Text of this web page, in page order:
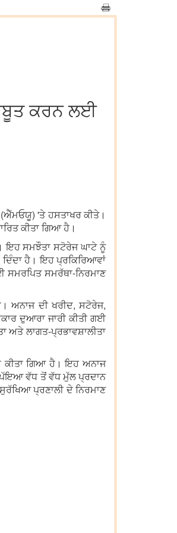
​​ਕਰਨ ਲਈ
'ਤੇ ਹਸਤਾਖਰ ਕੀਤੇ।
ਕੀਤਾ ਗਿਆ ਹੈ।
ਇਹ ਸਮਝੌਤਾ ਸਟੋਰੇਜ ਘਾਟੇ ਨੂੰ
ਹੈ। ਇਹ ਪ੍ਰਕਿਰਿਆਵਾਂ
ਸਮਰੱਥਾ-ਨਿਰਮਾਣ
ਅਨਾਜ ਦੀ ਖਰੀਦ, ਸਟੋਰੇਜ,
ਦੁਆਰਾ ਜਾਰੀ ਕੀਤੀ ਗਈ
ਅਤੇ ਲਾਗਤ-ਪ੍ਰਭਾਵਸ਼ਾਲੀਤਾ
ਕੀਤਾ ਗਿਆ ਹੈ। ਇਹ ਅਨਾਜ
ਵੱਧ ਤੋਂ ਵੱਧ ਮੁੱਲ ਪ੍ਰਦਾਨ
ਪ੍ਰਣਾਲੀ ਦੇ ਨਿਰਮਾਣ